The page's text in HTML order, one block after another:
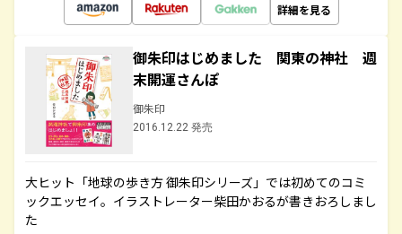
詳細を見る
御朱印はじめました 関東の神社 週
末開運さんぽ
御朱印
2016.12.22 発売
大ヒット「地球の歩き方 御朱印シリーズ」では初めてのコミ
ックエッセイ。イラストレーター柴田かおるが書きおろしまし
た